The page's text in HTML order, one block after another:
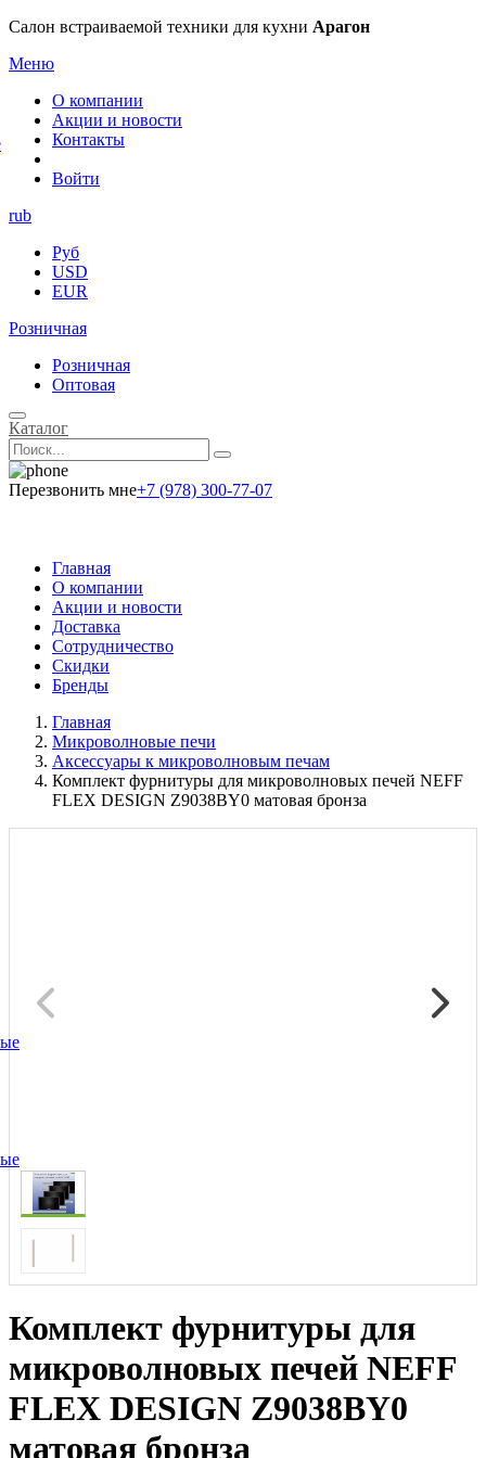
Салон встраиваемой техники для кухни Арагон
Меню
О компании
Акции и новости
Контакты
Войти
rub
Руб
USD
EUR
Розничная
Розничная
Оптовая
Каталог
Перезвонить мне+7 (978) 300-77-07
Главная
О компании
Акции и новости
Доставка
Сотрудничество
Скидки
Бренды
Главная
Микроволновые печи
Аксессуары к микроволновым печам
Комплект фурнитуры для микроволновых печей NEFF
FLEX DESIGN Z9038BY0 матовая бронза
Комплект фурнитуры для
микроволновых печей NEFF
FLEX DESIGN Z9038BY0
матовая бронза